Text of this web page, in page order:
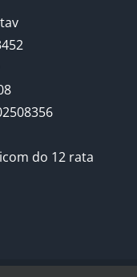
do 12 rata